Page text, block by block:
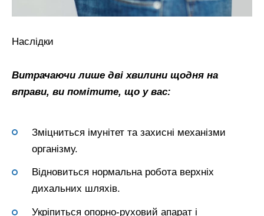
Наслідки
Витрачаючи лише дві хвилини щодня на
вправи, ви помітите, що у вас:
Зміцниться імунітет та захисні механізми
організму.
Відновиться нормальна робота верхніх
дихальних шляхів.
Укріпиться опорно-руховий апарат і